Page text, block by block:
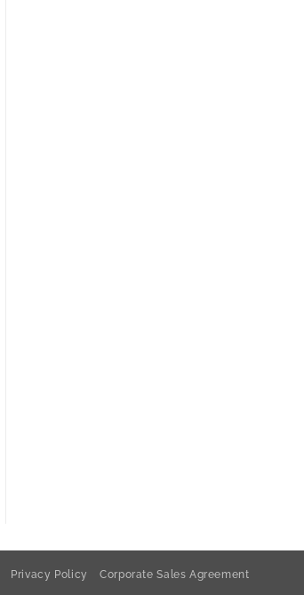
Privacy Policy Corporate Sales Agreement